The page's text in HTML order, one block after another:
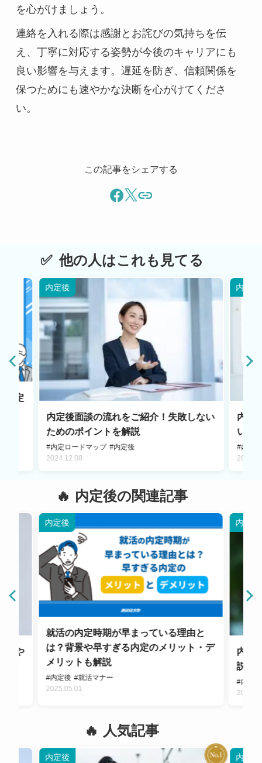
を心がけましょう。
連絡を入れる際は感謝とお詫びの気持ちを伝
え、丁寧に対応する姿勢が今後のキャリアにも
良い影響を与えます。遅延を防ぎ、信頼関係を
保つためにも速やかな決断を心がけてくださ
い。
この記事をシェアする
他の人はこれも見てる
々定
内定後
内定後面談の流れをご紹介！失敗しない
ためのポイントを解説
#内定ロードマップ #内定後
2024.12.08
内定後
内定
い過
#内定後
内定後の関連記事
ーや
内定後
就活の内定時期が早まっている理由と
は？背景や早すぎる内定のメリット・デ
メリットも解説
#内定後 #就活マナー
2025.05.01
内定後
内定
説！
#内定
人気記事
内定後 内定後